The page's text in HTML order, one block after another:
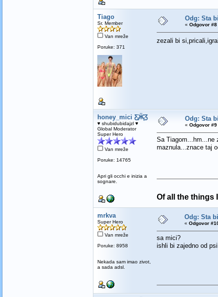
Tiago
Sr. Member
Van mreže
Poruke: 371
Odg: Sta
« Odgovor
zezali bi
honey_mici Ƹ̵̡Ӝ̵̨̄Ʒ
♥ shubidubidajzl ♥
Global Moderator
Super Hero
Van mreže
Poruke: 14765
Apri gli occhi e inizia a
sognare.
Odg: Sta
« Odgovor
Sa Tiagom...hm...ne
maznula...znace taj
Of all the things
mrkva
Super Hero
Van mreže
Poruke: 8958
Nekada sam imao zivot,
a sada adsl.
Odg: Sta
« Odgovor
sa mici?
ishli bi zajedno od